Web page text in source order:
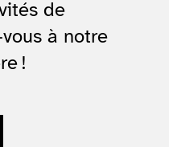
de
à notre
!